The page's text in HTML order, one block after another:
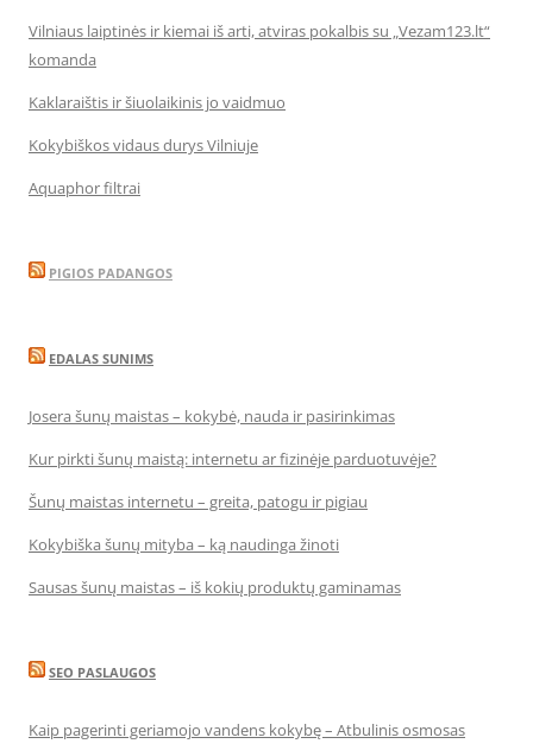
Vilniaus laiptinės ir kiemai iš arti, atviras pokalbis su „Vezam123.lt“
komanda
Kaklaraištis ir šiuolaikinis jo vaidmuo
Kokybiškos vidaus durys Vilniuje
Aquaphor filtrai
PIGIOS PADANGOS
EDALAS SUNIMS
Josera šunų maistas – kokybė, nauda ir pasirinkimas
Kur pirkti šunų maistą: internetu ar fizinėje parduotuvėje?
Šunų maistas internetu – greita, patogu ir pigiau
Kokybiška šunų mityba – ką naudinga žinoti
Sausas šunų maistas – iš kokių produktų gaminamas
SEO PASLAUGOS
Kaip pagerinti geriamojo vandens kokybę – Atbulinis osmosas